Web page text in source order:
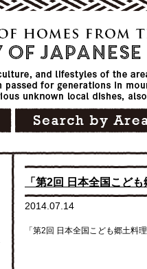
「第2回 日本全国こど
2014.07.14
「第2回 日本全国こども郷土料